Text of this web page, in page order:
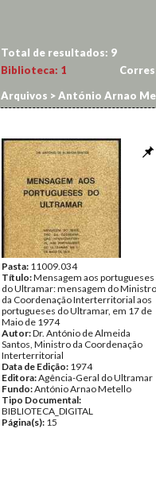
Total de resultados: 9
Biblioteca: 1
Arquivos >António Arnao
Pasta: 11009.034
Título:Mensagem aos portugueses
do Ultramar: mensagem do Ministro
da Coordenação Interterritorial aos
portugueses do Ultramar, em 17 de
Maio de 1974
Autor:Dr. António de Almeida
Santos, Ministro da Coordenação
Interterritorial
Data de Edição: 1974
Editora:Agência-Geral do Ultramar
Fundo:António Arnao Metello
Tipo Documental:
BIBLIOTECA_DIGITAL
Página(s): 15